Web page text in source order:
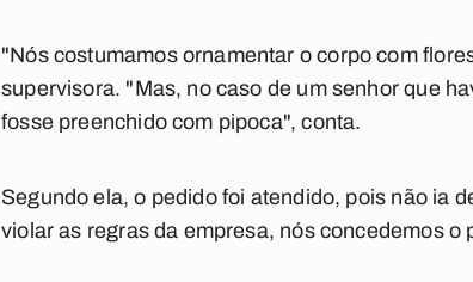
"Nós costumamos ornamentar o corpo com
supervisora. "Mas, no caso de um senhor que
fosse preenchido com pipoca", conta.
Segundo ela, o pedido foi atendido, pois não ia
violar as regras da empresa, nós concedemos